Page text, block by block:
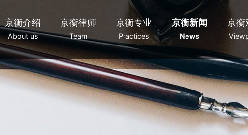
京衡介绍
About us
京衡律师
Team
京衡专业
Practices
京衡新闻
News
京衡